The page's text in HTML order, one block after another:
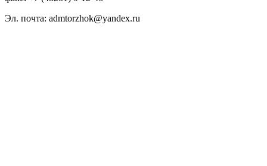
Эл. почта: admtorzhok@yandex.ru